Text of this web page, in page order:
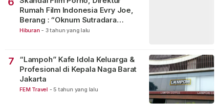
Rumah Film Indonesia Evry Joe,
Berang : “Oknum Sutradara
Merusak Perfilman Indonesia”!
Hiburan - 3 tahun yang lalu
7
“Lampoh” Kafe Idola Keluarga &
Profesional di Kepala Naga Barat
Jakarta
FEM Travel - 5 tahun yang lalu